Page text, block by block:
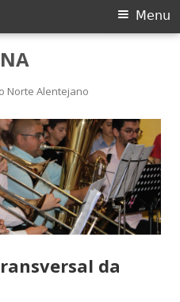
Norte Alentejano
Menu
da